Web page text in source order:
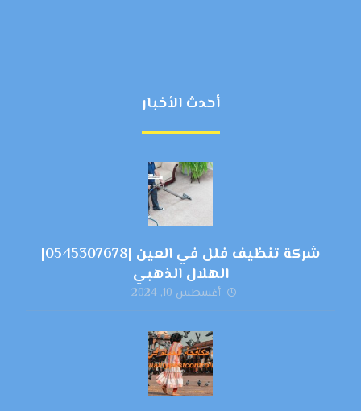
أحدث الأخبار
شركة تنظيف فلل في العين |0545307678|
الهلال الذهبي
أغسطس 10, 2024